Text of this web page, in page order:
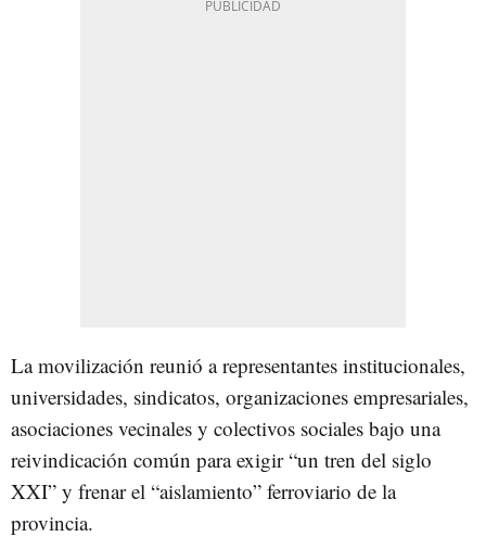
La movilización reunió a representantes institucionales,
universidades, sindicatos, organizaciones empresariales,
asociaciones vecinales y colectivos sociales bajo una
reivindicación común para exigir “un tren del siglo
XXI” y frenar el “aislamiento” ferroviario de la
provincia.